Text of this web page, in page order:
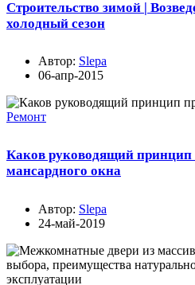
Строительство зимой |
холодный сезон
Автор: Slepa
06-апр-2015
Ремонт
Каков руководящий принцип
мансардного окна
Автор: Slepa
24-май-2019